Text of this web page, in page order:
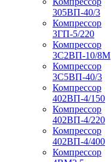
305ВП-40/3
Компрессор
3ГП-5/220
Компрессор
3С2ВП-10/8М
Компрессор
3С5ВП-40/3
Компрессор
402ВП-4/150
Компрессор
402ВП-4/220
Компрессор
402ВП-4/400
Компрессор